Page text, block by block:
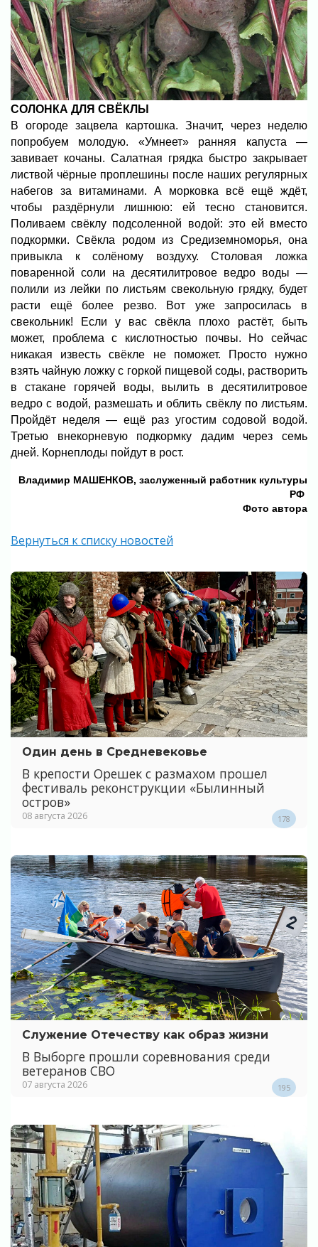
СОЛОНКА ДЛЯ СВЁКЛЫ
В огороде зацвела картошка. Значит, через неделю
попробуем молодую. «Умнеет» ранняя капуста —
завивает кочаны. Салатная грядка быстро закрывает
листвой чёрные проплешины после наших регулярных
набегов за витаминами. А морковка всё ещё ждёт,
чтобы раздёрнули лишнюю: ей тесно становится.
Поливаем свёклу подсоленной водой: это ей вместо
подкормки. Свёкла родом из Средиземноморья, она
привыкла к солёному воздуху. Столовая ложка
поваренной соли на десятилитровое ведро воды —
полили из лейки по листьям свекольную грядку, будет
расти ещё более резво. Вот уже запросилась в
свекольник! Если у вас свёкла плохо растёт, быть
может, проблема с кислотностью почвы. Но сейчас
никакая известь свёкле не поможет. Просто нужно
взять чайную ложку с горкой пищевой соды, растворить
в стакане горячей воды, вылить в десятилитровое
ведро с водой, размешать и облить свёклу по листьям.
Пройдёт неделя — ещё раз угостим содовой водой.
Третью внекорневую подкормку дадим через семь
дней. Корнеплоды пойдут в рост.
Владимир МАШЕНКОВ, заслуженный работник культуры
РФ
Фото автора
Вернуться к списку новостей
Один день в Средневековье
В крепости Орешек с размахом прошел
фестиваль реконструкции «Былинный
остров»
08 августа 2026 178
Служение Отечеству как образ жизни
В Выборге прошли соревнования среди
ветеранов СВО
07 августа 2026 195